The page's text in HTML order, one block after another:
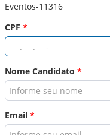
Eventos-11316
CPF *
Nome Candidato *
Email *